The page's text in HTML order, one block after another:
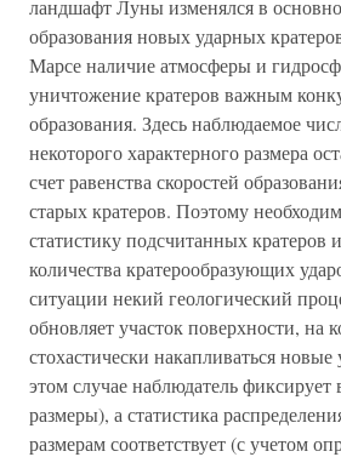
ландшафт Луны изменялся в
образования новых ударных
Марсе наличие атмосферы и
уничтожение кратеров важным
образования. Здесь наблюдаемое
некоторого характерного размера
счет равенства скоростей
старых кратеров. Поэтому
статистику подсчитанных кратеров
количества кратерообразующих
ситуации некий геологический
обновляет участок поверхности, на
стохастически накапливаться
этом случае наблюдатель фиксирует
размеры), а статистика
размерам соответствует (с учетом